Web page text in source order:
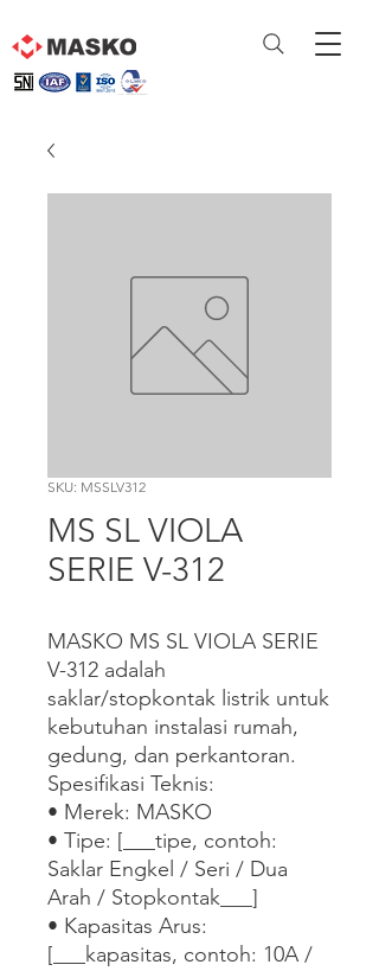
SKU: MSSLV312
MS SL VIOLA
SERIE V-312
MASKO MS SL VIOLA SERIE
V-312 adalah
saklar/stopkontak listrik untuk
kebutuhan instalasi rumah,
gedung, dan perkantoran.
Spesifikasi Teknis:
• Merek: MASKO
• Tipe: [___tipe, contoh:
Saklar Engkel / Seri / Dua
Arah / Stopkontak___]
• Kapasitas Arus:
[___kapasitas, contoh: 10A /